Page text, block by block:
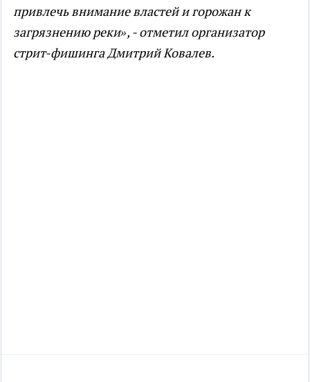
привлечь внимание властей и горожан к
загрязнению реки», - отметил организатор
стрит-фишинга Дмитрий Ковалев.